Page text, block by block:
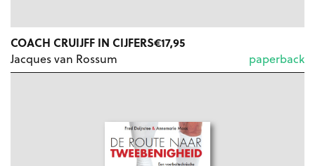
COACH CRUIJFF IN CIJFERS€17,95
Jacques van Rossum
paperback